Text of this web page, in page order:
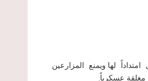
لها ويمنع المزارعين